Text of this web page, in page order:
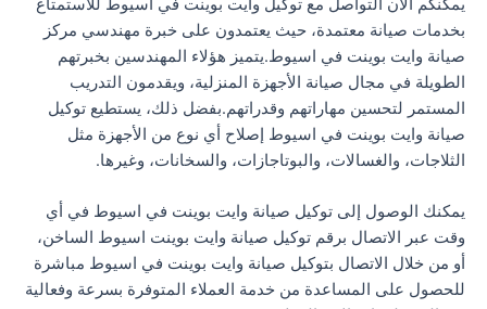
يمكنكم الآن التواصل مع توكيل وايت بوينت في اسيوط للاستمتاع
بخدمات صيانة معتمدة، حيث يعتمدون على خبرة مهندسي مركز
صيانة وايت بوينت في اسيوط.يتميز هؤلاء المهندسين بخبرتهم
الطويلة في مجال صيانة الأجهزة المنزلية، ويقدمون التدريب
المستمر لتحسين مهاراتهم وقدراتهم.بفضل ذلك، يستطيع توكيل
صيانة وايت بوينت في اسيوط إصلاح أي نوع من الأجهزة مثل
الثلاجات، والغسالات، والبوتاجازات، والسخانات، وغيرها.
يمكنك الوصول إلى توكيل صيانة وايت بوينت في اسيوط في أي
وقت عبر الاتصال برقم توكيل صيانة وايت بوينت اسيوط الساخن،
أو من خلال الاتصال بتوكيل صيانة وايت بوينت في اسيوط مباشرة
للحصول على المساعدة من خدمة العملاء المتوفرة بسرعة وفعالية